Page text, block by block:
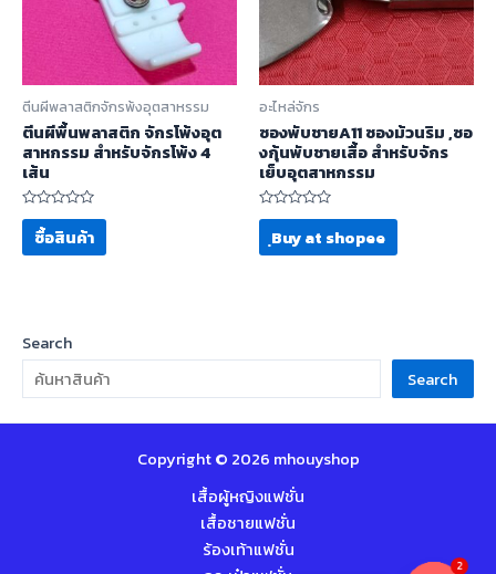
ตีนผีพลาสติกจักรพ้งอุตสาหรรม
ตีนผีพื้นพลาสติก จักรโพ้งอุต
สาหกรรม สำหรับจักรโพ้ง 4
เส้น
ให้
คะแนน
ตั้งแต่
ซื้อสินค้า
อะไหล่จักร
ซองพับชายA11 ซองม้วนริม ,ซอ
งกุ้นพับชายเสื้อ สำหรับจักร
เย็บอุตสาหกรรม
ให้
คะแนน
ตั้งแต่
ฺBuy at shopee
Search
Search
Copyright © 2026 mhouyshop
เสื้อผู้หญิงแฟชั่น
เสื้อชายแฟชั่น
ร้องเท้าแฟชั่น
2